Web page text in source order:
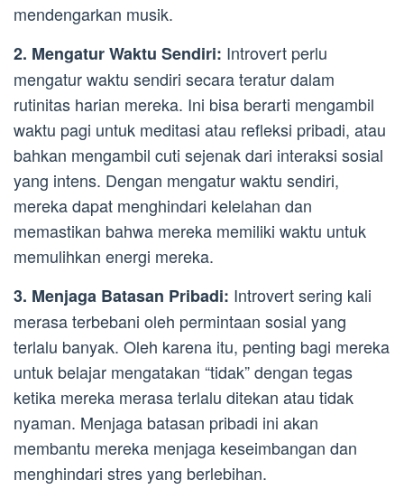
mendengarkan musik.
2. Mengatur Waktu Sendiri: Introvert perlu
mengatur waktu sendiri secara teratur dalam
rutinitas harian mereka. Ini bisa berarti mengambil
waktu pagi untuk meditasi atau refleksi pribadi, atau
bahkan mengambil cuti sejenak dari interaksi sosial
yang intens. Dengan mengatur waktu sendiri,
mereka dapat menghindari kelelahan dan
memastikan bahwa mereka memiliki waktu untuk
memulihkan energi mereka.
3. Menjaga Batasan Pribadi: Introvert sering kali
merasa terbebani oleh permintaan sosial yang
terlalu banyak. Oleh karena itu, penting bagi mereka
untuk belajar mengatakan “tidak” dengan tegas
ketika mereka merasa terlalu ditekan atau tidak
nyaman. Menjaga batasan pribadi ini akan
membantu mereka menjaga keseimbangan dan
menghindari stres yang berlebihan.